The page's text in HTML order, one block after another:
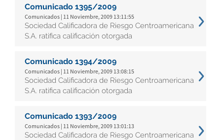
Comunicado 1395/2009
Comunicados | 11 Noviembre, 2009 13:11:55
Sociedad Calificadora de Riesgo Centroamericana
S.A. ratifica calificación otorgada
Comunicado 1394/2009
Comunicados | 11 Noviembre, 2009 13:08:15
Sociedad Calificadora de Riesgo Centroamericana
S.A. ratifica calificación otorgada
Comunicado 1393/2009
Comunicados | 11 Noviembre, 2009 13:01:13
Sociedad Calificadora de Riesgo Centroamericana